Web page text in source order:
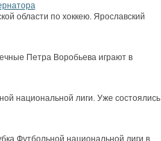
области по хоккею. Ярославский
Петра Воробьева играют в
национальной лиги. Уже состоялись
Футбольной национальной лиги в